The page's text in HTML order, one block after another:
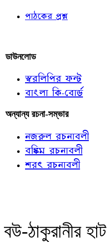
পাঠকের প্রশ্ন
ডাউনলোড
স্বরলিপির ফন্ট
বাংলা কি-বোর্ড
অন্যান্য রচনা-সম্ভার
নজরুল রচনাবলী
বঙ্কিম রচনাবলী
শরৎ রচনাবলী
বউ-ঠাকুরানীর হাট